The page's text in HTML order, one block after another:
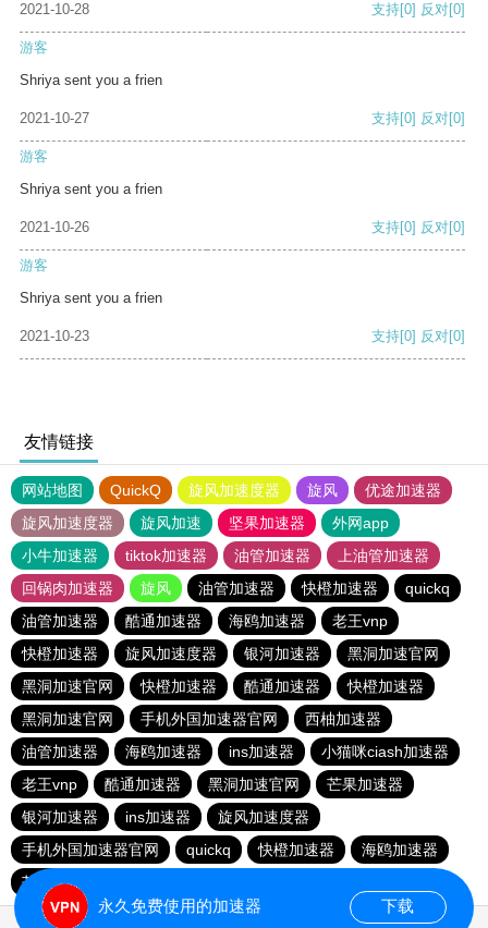
2021-10-28 支持[0] 反对[0]
游客
Shriya sent you a frien
2021-10-27 支持[0] 反对[0]
游客
Shriya sent you a frien
2021-10-26 支持[0] 反对[0]
游客
Shriya sent you a frien
2021-10-23 支持[0] 反对[0]
友情链接
网站地图 QuickQ 旋风加速度器 旋风
优途加速器
旋风加速度器
旋风加速 坚果加速器
外网app
小牛加速器
tiktok加速器 油管加速器
上油管加速器
回锅肉加速器
旋风 油管加速器 快橙加速器
quickq
油管加速器
酷通加速器 海鸥加速器
老王vnp
快橙加速器
旋风加速度器 银河加速器
黑洞加速官网
黑洞加速官网
快橙加速器 酷通加速器
快橙加速器
黑洞加速官网
手机外国加速器官网
西柚加速器
油管加速器
海鸥加速器 ins加速器
小猫咪ciash加速器
老王vnp
酷通加速器 黑洞加速官网
芒果加速器
银河加速器
ins加速器
旋风加速度器
手机外国加速器官网
quickq 快橙加速器
海鸥加速器
芒果加速器
永久免费使用的加速器 下载